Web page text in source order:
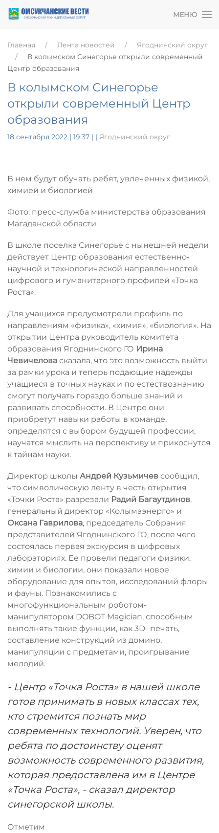
МЕНЮ
Главная Лента новостей
Ягоднинский округ
В колымском Синегорье открыли современный
Центр образования
В колымском Синегорье
открыли современный Центр
образования
18 сентября 2022 | 19:37 | | Ягоднинский округ
В нем будут обучать ребят, увлеченных физикой,
химией и биологией
Фото: пресс-служба министерства образования
Магаданской области
В школе поселка Синегорье с нынешней недели
действует Центр образования естественно-
научной и технологической направленностей
цифрового и гуманитарного профилей «Точка
Роста».
Для учащихся предусмотрели профиль по
направлениям «физика», «химия», «биология». На
открытии Центра руководитель комитета
образования Ягоднинского ГО Ирина
Чевичелова сказала, что это возможность выйти
за рамки урока и теперь подающие надежды
учащиеся в точных науках и по естествознанию
смогут получать гораздо больше знаний и
развивать способности. В Центре они
приобретут навыки работы в команде,
определятся с выбором будущей профессии,
научатся мыслить на перспективу и прикоснутся
к тайнам науки.
Директор школы Андрей Кузьмичев сообщил,
что символическую ленту в честь открытия
«Точки Роста» разрезали Радий Багаутдинов,
генеральный директор «Колымаэнерго» и
Оксана Гаврилова, председатель Собрания
представителей Ягоднинского ГО, после чего
состоялась первая экскурсия в цифровых
лабораториях. Ее провели педагоги физики,
химии и биологии, они показали новое
оборудование для опытов, исследований флоры
и фауны. Познакомились с
многофункциональным роботом-
манипулятором DOBOT Magician, способным
выполнять такие функции, как 3D- печать,
составление конструкций из домино,
манипуляции с предметами, проигрывание
мелодий.
- Центр «Точка Роста» в нашей школе
готов принимать в новых классах тех,
кто стремится познать мир
современных технологий. Уверен, что
ребята по достоинству оценят
возможность современного развития,
которая предоставлена им в Центре
«Точка Роста», - сказал директор
синегорской школы.
Отметим